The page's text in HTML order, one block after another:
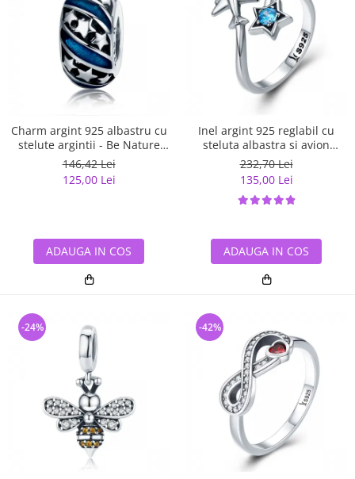
Charm argint 925 albastru cu
stelute argintii - Be Nature
PST0123
146,42 Lei
125,00 Lei
ADAUGA IN COS
Inel argint 925 reglabil cu
steluta albastra si avion
argintiu - Be Nature IST0047
232,70 Lei
135,00 Lei
ADAUGA IN COS
-24% -42%